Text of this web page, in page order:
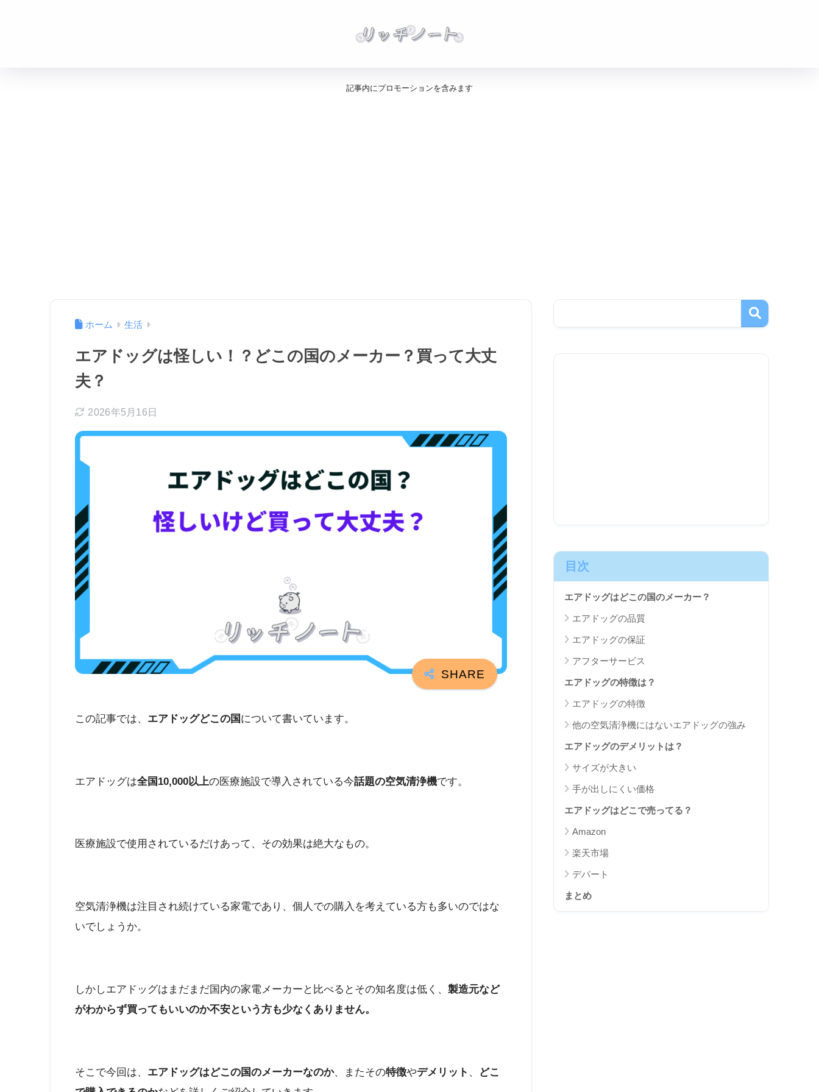
記事内にプロモーションを含みます
ホーム 生活
エアドッグは怪しい！？どこの国のメーカー？買って大丈
夫？
2026年5月16日
この記事では、 エアドッグどこの国 について書いています。
エアドッグは全国10,000以上の医療施設で導入されている今話題の空気清浄機です。
医療施設で使用されているだけあって、その効果は絶大なもの。
空気清浄機は注目され続けている家電であり、個人での購入を考えている方も多いのではな
いでしょうか。
しかしエアドッグはまだまだ国内の家電メーカーと比べるとその知名度は低く、 製造元など
がわからず買ってもいいのか不安という方も少なくありません。
そこで今回は、 エアドッグはどこの国のメーカーなのか、またその特徴やデメリット 、 どこ
目次
エアドッグはどこの国のメーカー？
エアドッグの品質
エアドッグの保証
アフターサービス
エアドッグの特徴は？
エアドッグの特徴
他の空気清浄機にはないエアドッグの強み
エアドッグのデメリットは？
サイズが大きい
手が出しにくい価格
エアドッグはどこで売ってる？
Amazon
楽天市場
デパート
まとめ